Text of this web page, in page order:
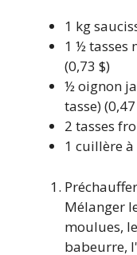
1 kg
1 ½tasses
(0,73 $)
½oignon
tasse)
2 tasses
1 cuillère à
Mélanger
moulues,
babeurre,